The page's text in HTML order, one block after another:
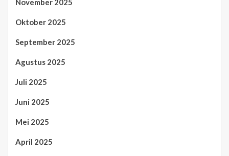
November 2025
Oktober 2025
September 2025
Agustus 2025
Juli 2025
Juni 2025
Mei 2025
April 2025